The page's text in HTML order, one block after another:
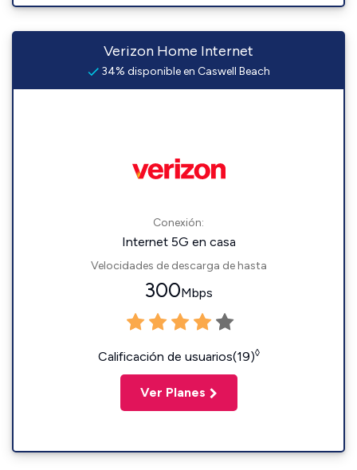
Verizon Home Internet
34% disponible en Caswell Beach
Conexión:
Internet 5G en casa
Velocidades de descarga de hasta
300Mbps
Calificación de usuarios(19)◊
Ver Planes